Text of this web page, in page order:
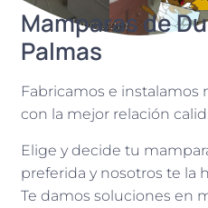
Mamparas de
Palmas
Fabricamos e instalamos
con la mejor relación
Elige y decide tu
preferida y nosotros te la
Te damos soluciones en